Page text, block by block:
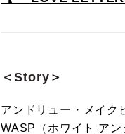
＜Story＞
アンドリュー・メイク
WASP（ホワイト ア